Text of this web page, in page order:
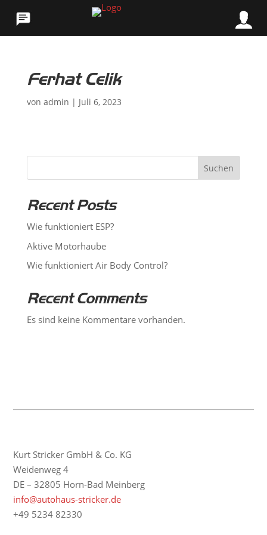
Ferhat Celik
von admin | Juli 6, 2023
Suchen
Recent Posts
Wie funktioniert ESP?
Aktive Motorhaube
Wie funktioniert Air Body Control?
Recent Comments
Es sind keine Kommentare vorhanden.
Kurt Stricker GmbH & Co. KG
Weidenweg 4
DE – 32805 Horn-Bad Meinberg
info@autohaus-stricker.de
+49 5234 82330